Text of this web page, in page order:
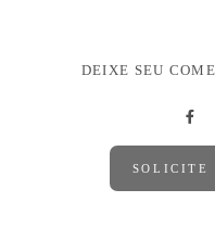
DEIXE SEU
SOLICITE